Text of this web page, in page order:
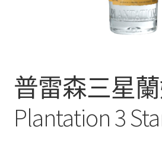
普雷森三星
Plantation 3